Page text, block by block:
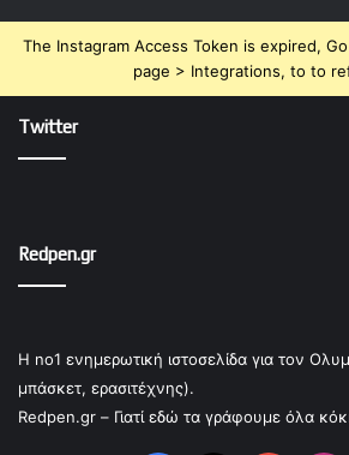
The Instagram Access Token is expired,
page > Integrations, to to
Twitter
Redpen.gr
Η no1 ενημερωτική ιστοσελίδα για τον
μπάσκετ, ερασιτέχνης).
Redpen.gr – Γιατί εδώ τα γράφουμε όλα